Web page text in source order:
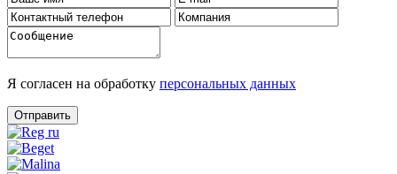
Я согласен на обработку персональных данных
Отправить